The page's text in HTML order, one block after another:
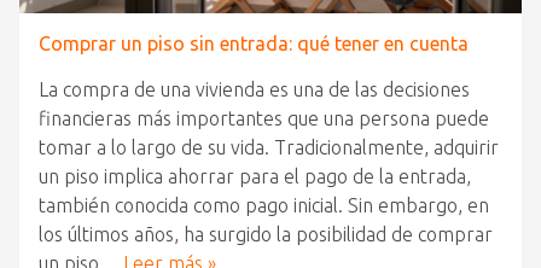
Comprar un piso sin entrada: qué tener en cuenta
La compra de una vivienda es una de las decisiones
financieras más importantes que una persona puede
tomar a lo largo de su vida. Tradicionalmente, adquirir
un piso implica ahorrar para el pago de la entrada,
también conocida como pago inicial. Sin embargo, en
los últimos años, ha surgido la posibilidad de comprar
un piso… Leer más »